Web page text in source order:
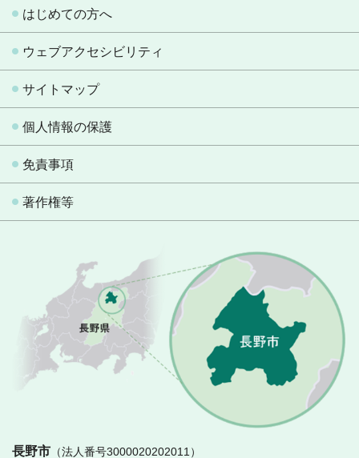
はじめての方へ
ウェブアクセシビリティ
サイトマップ
個人情報の保護
免責事項
著作権等
長野市 （法人番号3000020202011）